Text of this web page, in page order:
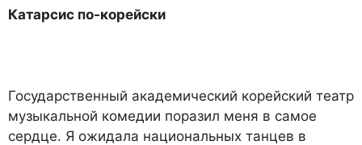
Катарсис по-корейски
Государственный академический корейский театр
музыкальной комедии поразил меня в самое
сердце. Я ожидала национальных танцев в